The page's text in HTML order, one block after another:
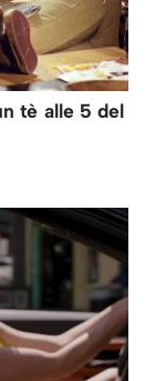
tè alle 5 del